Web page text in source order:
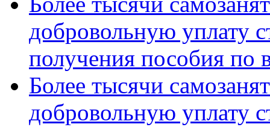
добровольную уплату
получения пособия по
Более тысячи
добровольную уплату